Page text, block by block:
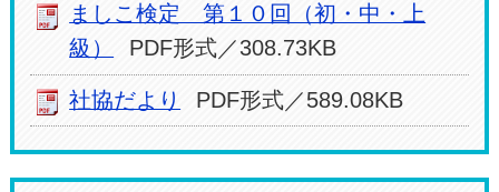
ましこ検定 第１０回（初・中・上
級）
PDF形式／308.73KB
社協だより PDF形式／589.08KB